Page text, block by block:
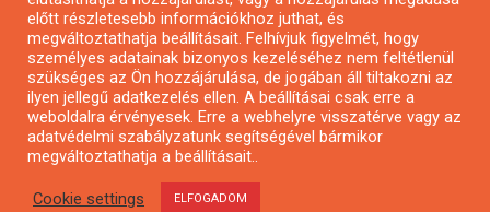
Önkormányzati pályázatok
Mezőgazdasági pályázatok
Falusi turizmus pályázatok
Napelem pályázatok
GINOP pályázatok
előtt részletesebb információkhoz juthat, és
megváltoztathatja beállításait. Felhívjuk figyelmét, hogy
személyes adatainak bizonyos kezeléséhez nem feltétlenül
szükséges az Ön hozzájárulása, de jogában áll tiltakozni az
ilyen jellegű adatkezelés ellen. A beállításai csak erre a
weboldalra érvényesek. Erre a webhelyre visszatérve vagy az
adatvédelmi szabályzatunk segítségével bármikor
megváltoztathatja a beállításait..
Cookie settings ELFOGADOM